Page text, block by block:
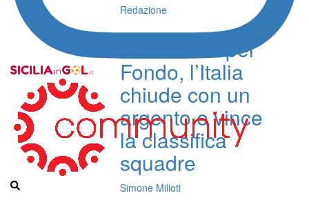
Redazione
Nuoto Europei
Fondo, l’Italia
chiude con un
argento e vince
la classifica
squadre
Simone Milioti